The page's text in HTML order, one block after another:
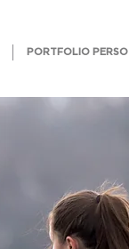
PORTFOLIO PERSO